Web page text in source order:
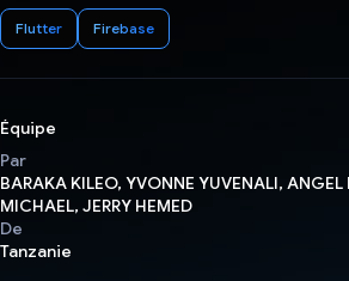
Flutter Firebase
Équipe
Par
BARAKA KILEO, YVONNE YUVENALI, ANGEL
MICHAEL, JERRY HEMED
De
Tanzanie